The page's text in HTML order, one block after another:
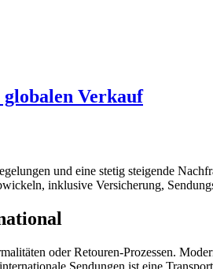
Verkauf
und eine stetig steigende
inklusive Versicherung,
oder Retouren-Prozessen.
Sendungen ist eine